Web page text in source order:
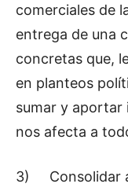
comerciales de
entrega de una
concretas que,
en planteos
sumar y aportar
nos afecta a
3) Consolidar